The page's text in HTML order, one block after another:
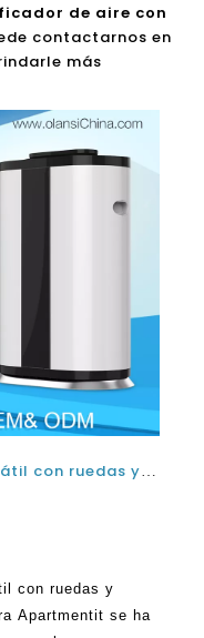
de aire con
contactarnos en
más
Mejor purificador de aire portátil con ruedas y humidificadoras Revisiones para apartamentos
con ruedas y
Apartmentit se ha